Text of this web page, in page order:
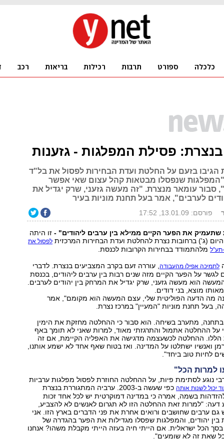
פסילת המפלגות - גזענות
הגיבו בזעם על החלטת ועדת הבחירות לפסול את בל"ד
שנפסלו מבטאות קהל עצום שאי אפשר
סבור עומאר מנצרת. "זה מעשה גזעני, שרק יגדיל את
לערבים", אמר בעל תחנת מוניות בעיר
פורסם: 13.01.09, 17:52
את הפער הקיים ממילא בין ערבים ליהודים" -זו היתה
(ג') ברחובות נצרת להחלטת ועדת הבחירות המרכזית לפסול את
תע"למלהתמודד בבחירות הקרובות לכנסת.
לתמיכה אפילו מהעבודה, עוררה זעם בקרב המצביעים בנצרת. לדברי
על הפער הקיים מזה שנים רבות בין ערבים ליהודים, בכנסת
הוא מעשה גזעני, שרק יגדיל את המרחק בין יהודים לערבים.
מוצא, בני דודים.
מה הדעה הפוליטית שלי, עצם המעשה הוא מקומם", אמר
בעל תחנת מוניות "המעיין" במרכז נצרת.
בתחנה, מתערב בשיחה. הוא סבור כי ההחלטה מחזקת את הימין
על ההחלטה אתמול והתרגזתי מאוד, למרות שאני לא תומך באף
ההחלטה לכשעצמה מדגישה את האפליה הקיימת, אם זה
ואנשיו ישתלטו על המדינה. ואז בטוח שאף אחד לא ישמע אותנו,
לחיות טוב ביחד".
למרות הכל"
נוגע לסתימת פיות, על ההחלטה החוזרת לפסול מפלגות ערביות
יכול לשנות אותה
כפי שעשה ב-2003. ערביה המתגוררת בנצרת
בשמה, אמרה כי במדינה דמוקרטית יש לכל אחד זכות
דעה: "למרות זאת ההחלטה הזו לא תגרום לאנשים לא להצביע,
גם ערבים שחושבים ורואים אחרת את פני הדברים בארץ הזו. אני
בין יהודים, והמפלגות שפסלו מגדילות את הפער בהגדרה של
בסך הכל ישראלית. אם הייתי חיה בעזה הייתי מקבלת משהו? אנחנו
שאת זה לא שומעים".